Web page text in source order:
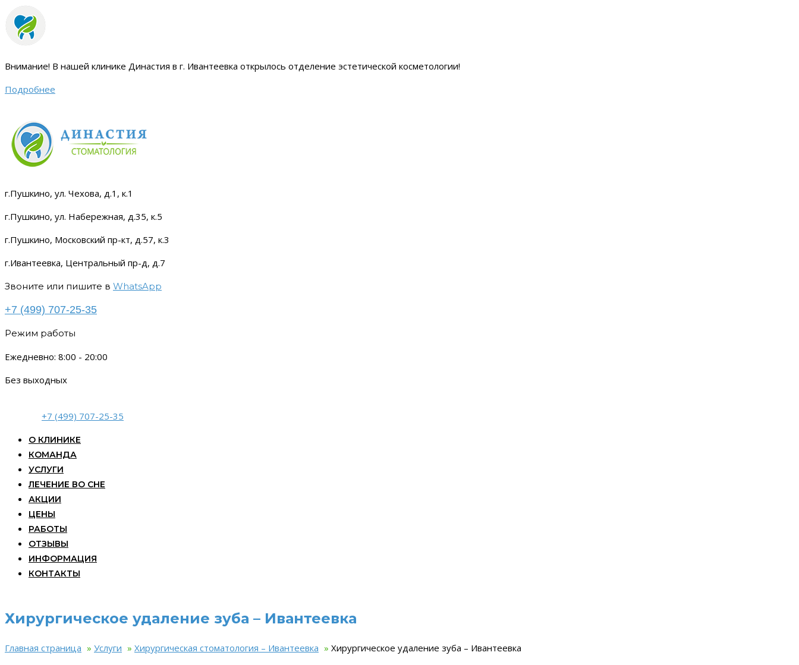
Внимание! В нашей клинике Династия в г. Ивантеевка открылось отделение эстетической косметологии!
Подробнее
г.Пушкино, ул. Чехова, д.1, к.1
г.Пушкино, ул. Набережная, д.35, к.5
г.Пушкино, Московский пр-кт, д.57, к.3
г.Ивантеевка, Центральный пр-д, д.7
Звоните или пишите в WhatsApp
+7 (499) 707-25-35
Режим работы
Ежедневно: 8:00 - 20:00
Без выходных
+7 (499) 707-25-35
О КЛИНИКЕ
КОМАНДА
УСЛУГИ
ЛЕЧЕНИЕ ВО СНЕ
АКЦИИ
ЦЕНЫ
РАБОТЫ
ОТЗЫВЫ
ИНФОРМАЦИЯ
КОНТАКТЫ
Хирургическое удаление зуба – Ивантеевка
Главная страница » Услуги » Хирургическая стоматология – Ивантеевка » Хирургическое удаление зуба – Ивантеевка